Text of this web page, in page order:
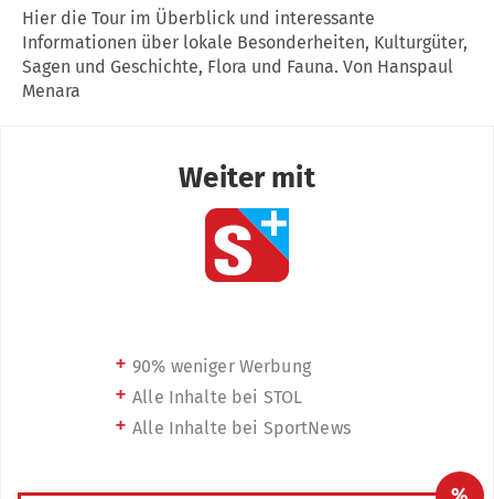
Hier die Tour im Überblick und interessante
Informationen über lokale Besonderheiten, Kulturgüter,
Sagen und Geschichte, Flora und Fauna. Von Hanspaul
Menara